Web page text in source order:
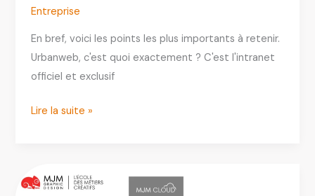
Entreprise
En bref, voici les points les plus importants à retenir.
Urbanweb, c'est quoi exactement ? C'est l'intranet
officiel et exclusif
Urbanweb
savoir
Lire la suite »